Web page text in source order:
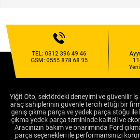
TEL:0312 396 49 46
GSM: 0555 878 68 95
Yiğit Oto, sektördeki deneyimi ve güvenilir iş
araç sahiplerinin güvenle tercih ettiği bir
geniş çıkma parça ve yedek parça stoğu
çıkma yedek parça temininde kaliteli ve
Aracınızın bakım ve onarımında Ford
parça seçenekleri ile performansınızı